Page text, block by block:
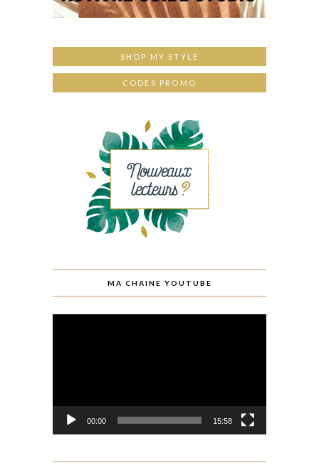
SHOP MY STYLE
CODES PROMO
MA CHAINE YOUTUBE
00:00 15:58